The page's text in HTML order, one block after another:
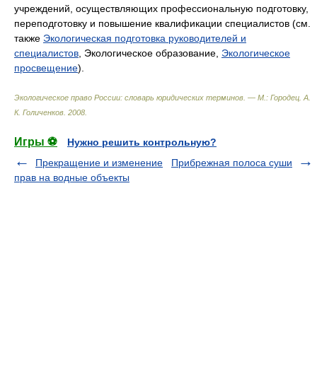
учреждений, осуществляющих профессиональную подготовку,
переподготовку и повышение квалификации специалистов (см.
также Экологическая подготовка руководителей и
специалистов , Экологическое образование, Экологическое
просвещение).
Экологическое право России: словарь юридических терминов. — М.: Городец А.
К. Голиченков 2008
Игры ⚽
Нужно решить контрольную?
Прекращение и изменение
прав на водные объекты
Прибрежная полоса суши